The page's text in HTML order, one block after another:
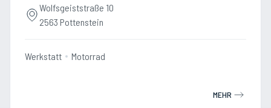
Wolfsgeiststraße 10
2563 Pottenstein
Werkstatt Motorrad
MEHR